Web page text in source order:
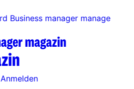
Business manager manage
Anmelden